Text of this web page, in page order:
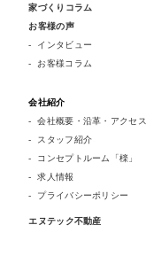
家づくりコラム
お客様の声
インタビュー
お客様コラム
会社紹介
会社概要・沿革・アクセス
スタッフ紹介
コンセプトルーム「檪」
求人情報
プライバシーポリシー
エヌテック不動産